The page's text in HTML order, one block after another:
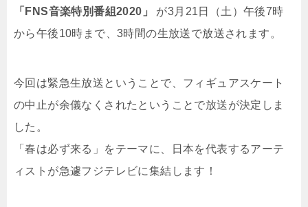
「FNS音楽特別番組2020」
が3月21日（土）午後7時
から午後10時まで、3時間の生放送で放送されます。
今回は緊急生放送ということで、フィギュアスケート
の中止が余儀なくされたということで放送が決定しま
した。
「春は必ず来る」をテーマに、日本を代表するアーテ
ィストが急遽フジテレビに集結します！